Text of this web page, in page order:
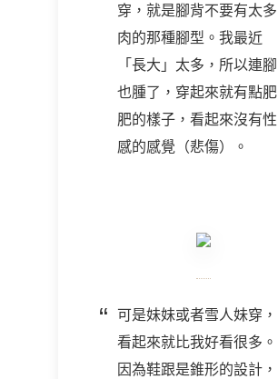
穿，就是腳背不要有太多
肉的那種腳型。我最近
「長大」太多，所以連腳
也腫了，穿起來就有點肥
肥的樣子，看起來沒有性
感的感覺（悲傷）。
可是妹妹或者雪人妹穿，
看起來就比我好看很多。
因為鞋跟是錐形的設計，